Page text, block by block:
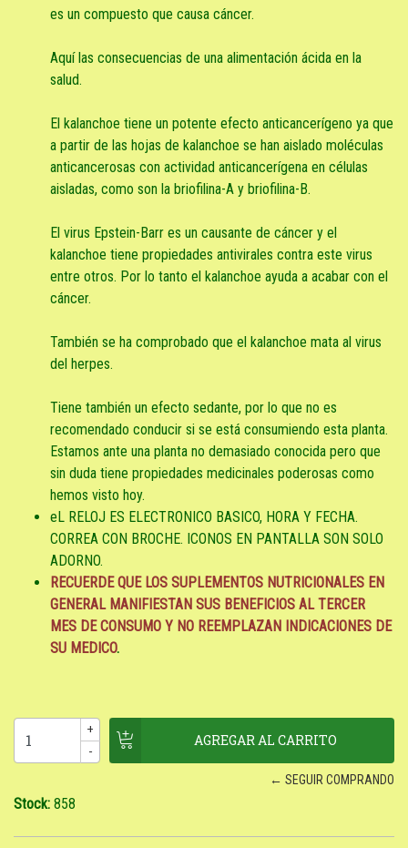
es un compuesto que causa cáncer.
Aquí las consecuencias de una alimentación ácida en la
salud.
El kalanchoe tiene un potente efecto anticancerígeno ya que
a partir de las hojas de kalanchoe se han aislado moléculas
anticancerosas con actividad anticancerígena en células
aisladas, como son la briofilina-A y briofilina-B.
El virus Epstein-Barr es un causante de cáncer y el
kalanchoe tiene propiedades antivirales contra este virus
entre otros. Por lo tanto el kalanchoe ayuda a acabar con el
cáncer.
También se ha comprobado que el kalanchoe mata al virus
del herpes.
Tiene también un efecto sedante, por lo que no es
recomendado conducir si se está consumiendo esta planta.
Estamos ante una planta no demasiado conocida pero que
sin duda tiene propiedades medicinales poderosas como
hemos visto hoy.
eL RELOJ ES ELECTRONICO BASICO, HORA Y FECHA.
CORREA CON BROCHE. ICONOS EN PANTALLA SON SOLO
ADORNO.
RECUERDE QUE LOS SUPLEMENTOS NUTRICIONALES EN
GENERAL MANIFIESTAN SUS BENEFICIOS AL TERCER
MES DE CONSUMO Y NO REEMPLAZAN INDICACIONES DE
SU MEDICO.
+
-
← SEGUIR COMPRANDO
Stock: 858